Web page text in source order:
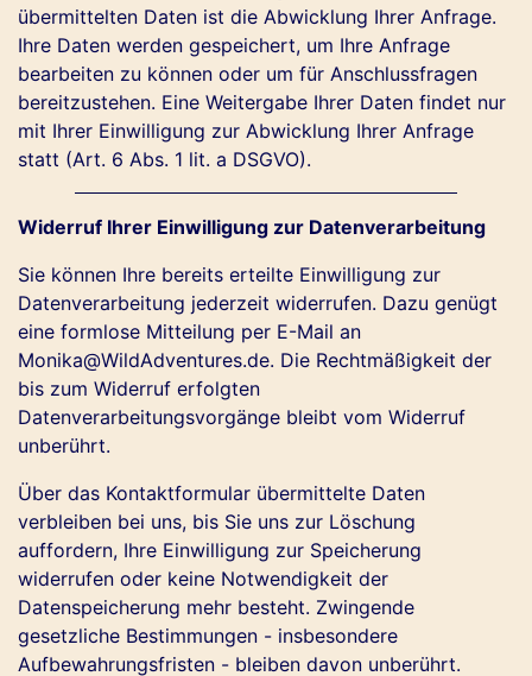
übermittelten Daten ist die Abwicklung Ihrer Anfrage.
Ihre Daten werden gespeichert, um Ihre Anfrage
bearbeiten zu können oder um für Anschlussfragen
bereitzustehen. Eine Weitergabe Ihrer Daten findet nur
mit Ihrer Einwilligung zur Abwicklung Ihrer Anfrage
statt (Art. 6 Abs. 1 lit. a DSGVO).
Widerruf Ihrer Einwilligung zur Datenverarbeitung
Sie können Ihre bereits erteilte Einwilligung zur
Datenverarbeitung jederzeit widerrufen. Dazu genügt
eine formlose Mitteilung per E-Mail an
Monika@WildAdventures.de. Die Rechtmäßigkeit der
bis zum Widerruf erfolgten
Datenverarbeitungsvorgänge bleibt vom Widerruf
unberührt.
Über das Kontaktformular übermittelte Daten
verbleiben bei uns, bis Sie uns zur Löschung
auffordern, Ihre Einwilligung zur Speicherung
widerrufen oder keine Notwendigkeit der
Datenspeicherung mehr besteht. Zwingende
gesetzliche Bestimmungen - insbesondere
Aufbewahrungsfristen - bleiben davon unberührt.